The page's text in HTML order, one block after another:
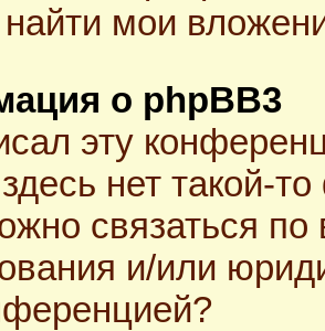
мои
о phpBB3
эту
нет такой-
связаться по
и/или